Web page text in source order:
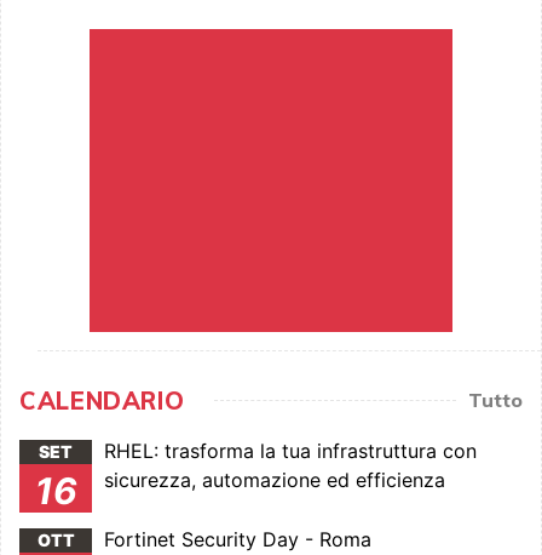
CALENDARIO Tutto
SET
16
RHEL: trasforma la tua infrastruttura con
sicurezza, automazione ed efficienza
OTT Fortinet Security Day - Roma